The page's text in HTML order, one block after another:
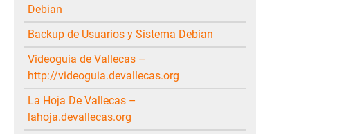
Debian
Backup de Usuarios y Sistema Debian
Videoguia de Vallecas –
http://videoguia.devallecas.org
La Hoja De Vallecas –
lahoja.devallecas.org